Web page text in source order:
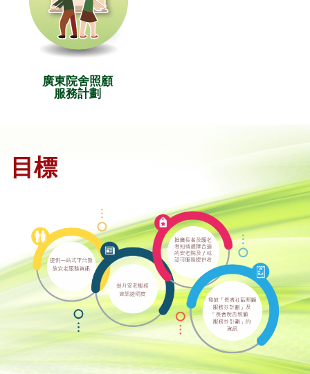
廣東院舍照顧
服務計劃
目標